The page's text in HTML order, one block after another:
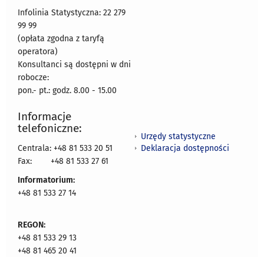
Infolinia Statystyczna: 22 279
99 99
(opłata zgodna z taryfą
operatora)
Konsultanci są dostępni w dni
robocze:
pon.- pt.: godz. 8.00 - 15.00
Informacje
telefoniczne:
Centrala: +48 81 533 20 51
Fax:
+48 81 533 27 61
Informatorium:
+48 81 533 27 14
REGON:
+48 81 533 29 13
+48 81 465 20 41
Urzędy statystyczne
Deklaracja dostępności